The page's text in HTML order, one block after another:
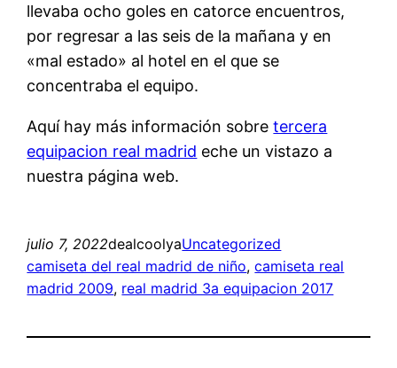
llevaba ocho goles en catorce encuentros,
por regresar a las seis de la mañana y en
«mal estado» al hotel en el que se
concentraba el equipo.
Aquí hay más información sobretercera
equipacion real madrid eche un vistazo a
nuestra página web.
julio 7, 2022dealcoolyaUncategorized
camiseta del real madrid de niño, camiseta real
madrid 2009, real madrid 3a equipacion 2017